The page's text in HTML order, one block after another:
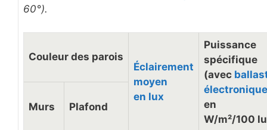
60°).
Couleur des parois
Éclairement
moyen
en lux
Puissance
spécifique
(avec
électronique
en
W/m²/100
Murs Plafond